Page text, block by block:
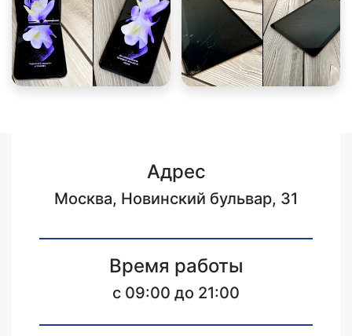
Адрес
Москва, Новинский бульвар, 31
Время работы
c 09:00 до 21:00